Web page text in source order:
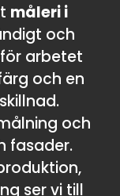
måleri i
och
arbetet
och en
och
fasader.
ser vi till